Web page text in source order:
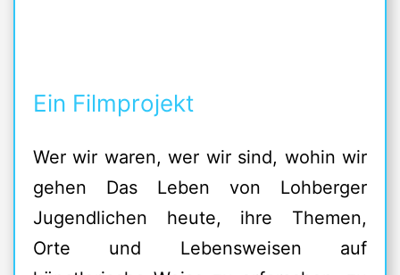
Ein Filmprojekt
Wer wir waren, wer wir sind, wohin wir
gehen Das Leben von Lohberger
Jugendlichen heute, ihre Themen,
Orte und Lebensweisen auf